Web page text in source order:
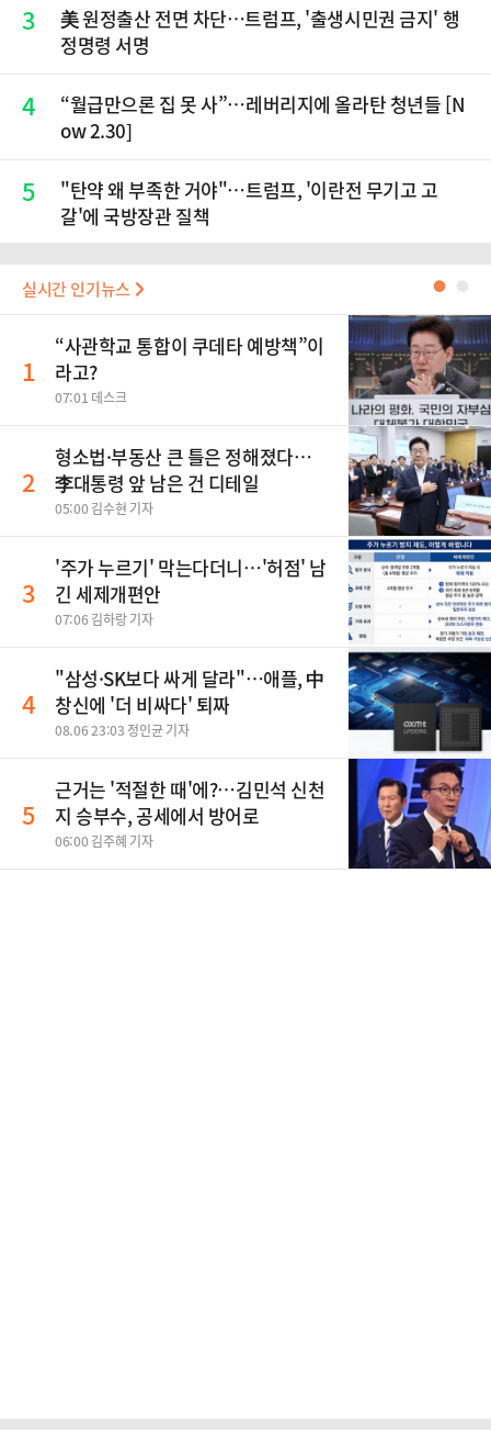
3
美 원정출산 전면 차단…트럼프, '출생시민권 금지' 행
정명령 서명
4
“월급만으론 집 못 사”…레버리지에 올라탄 청년들 [N
ow 2.30]
5
"탄약 왜 부족한 거야"…트럼프, '이란전 무기고 고
갈'에 국방장관 질책
실시간 인기뉴스 ●
1
“사관학교 통합이 쿠데타 예방책”이
라고?
07:01 데스크
2
형소법·부동산 큰 틀은 정해졌다…
李대통령 앞 남은 건 디테일
05:00 김수현 기자
3
'주가 누르기' 막는다더니…'허점' 남
긴 세제개편안
07:06 김하랑 기자
4
"삼성·SK보다 싸게 달라"…애플, 中
창신에 '더 비싸다' 퇴짜
08.06 23:03 정인균 기자
5
근거는 '적절한 때'에?…김민석 신천
지 승부수, 공세에서 방어로
06:00 김주혜 기자